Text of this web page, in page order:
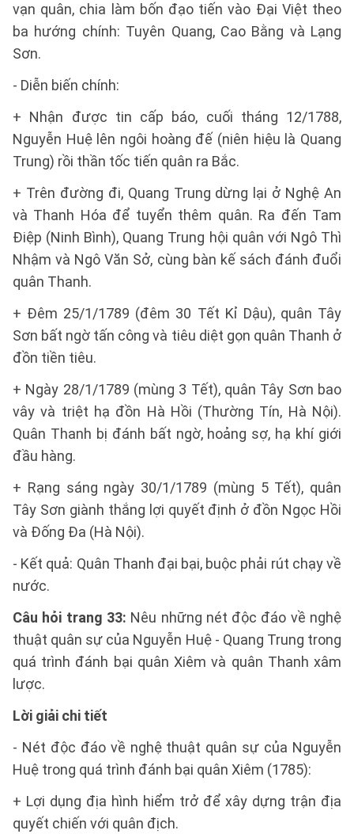
vạn quân, chia làm bốn đạo tiến vào Đại Việt theo
ba hướng chính: Tuyên Quang, Cao Bằng và Lạng
Sơn.
- Diễn biến chính:
+ Nhận được tin cấp báo, cuối tháng 12/1788,
Nguyễn Huệ lên ngôi hoàng đế (niên hiệu là Quang
Trung) rồi thần tốc tiến quân ra Bắc.
+ Trên đường đi, Quang Trung dừng lại ở Nghệ An
và Thanh Hóa để tuyển thêm quân. Ra đến Tam
Điệp (Ninh Bình), Quang Trung hội quân với Ngô Thì
Nhậm và Ngô Văn Sở, cùng bàn kế sách đánh đuổi
quân Thanh.
+ Đêm 25/1/1789 (đêm 30 Tết Kỉ Dậu), quân Tây
Sơn bất ngờ tấn công và tiêu diệt gọn quân Thanh ở
đồn tiền tiêu.
+ Ngày 28/1/1789 (mùng 3 Tết), quân Tây Sơn bao
vây và triệt hạ đồn Hà Hồi (Thường Tín, Hà Nội).
Quân Thanh bị đánh bất ngờ, hoảng sợ, hạ khí giới
đầu hàng.
+ Rạng sáng ngày 30/1/1789 (mùng 5 Tết), quân
Tây Sơn giành thắng lợi quyết định ở đồn Ngọc Hồi
và Đống Đa (Hà Nội).
- Kết quả: Quân Thanh đại bại, buộc phải rút chạy về
nước.
Câu hỏi trang 33: Nêu những nét độc đáo về nghệ
thuật quân sự của Nguyễn Huệ - Quang Trung trong
quá trình đánh bại quân Xiêm và quân Thanh xâm
lược.
Lời giải chi tiết
- Nét độc đáo về nghệ thuật quân sự của Nguyễn
Huệ trong quá trình đánh bại quân Xiêm (1785):
+ Lợi dụng địa hình hiểm trở để xây dựng trận địa
quyết chiến với quân địch.